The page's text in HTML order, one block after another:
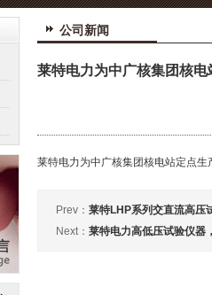
公司新闻
莱特电力为中广核集团核
莱特电力为中广核集团核电站定点生
Prev： 莱特LHP系列交直流高压
Next： 莱特电力高低压试验仪器